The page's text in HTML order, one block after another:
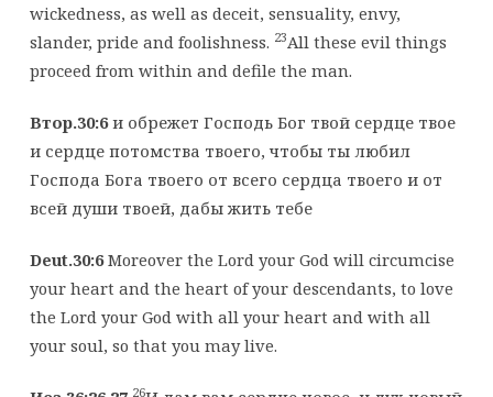
wickedness, as well as deceit, sensuality, envy,
slander, pride and foolishness. 23All these evil things
proceed from within and defile the man.
Втор.30:6и обрежет Господь Бог твой сердце твое
и сердце потомства твоего, чтобы ты любил
Господа Бога твоего от всего сердца твоего и от
всей души твоей, дабы жить тебе
Deut.30:6Moreover the Lord your God will circumcise
your heart and the heart of your descendants, to love
the Lord your God with all your heart and with all
your soul, so that you may live.
26